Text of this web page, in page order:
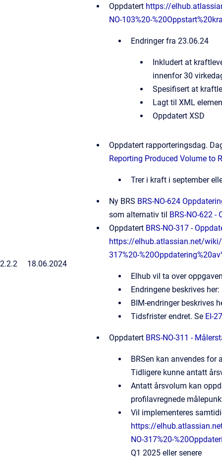
2.2.2 18.06.2024
Oppdatert https://
NO-103%20-
Endringer fra 23.06.24
Inkludert at
innenfor 30
Spesifisert at
Lagt til XML
Oppdatert XSD
Oppdatert rapporteringsdag.
Reporting Produced Volume to
Trer i kraft i september
Ny BRS BRS-NO-624
som alternativ til BRS-NO-622
Oppdatert BRS-NO-317 -
https://elhub.atlassian.net/wiki/
317%20-
Elhub vil ta over
Endringene beskrives her:
BIM-endringer beskrives
Tidsfrister endret. Se EI-
Oppdatert BRS-NO-311 -
BRSen kan anvendes
Tidligere kunne antatt
Antatt årsvolum kan
profilavregnede
Vil implementeres
https://
NO-317%20-
Q1 2025 eller senere